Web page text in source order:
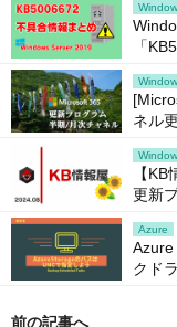
「
ネル
【
更新
Azure
Azure
クド
前の記事へ